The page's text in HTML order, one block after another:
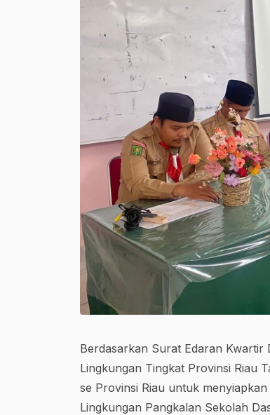
Berdasarkan Surat Edaran Kwartir
Lingkungan Tingkat Provinsi Riau
se Provinsi Riau untuk
Lingkungan Pangkalan Sekolah